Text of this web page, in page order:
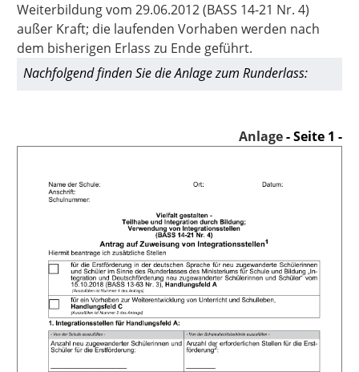
Weiterbildung vom 29.06.2012 (BASS 14-21 Nr. 4)
außer Kraft; die laufenden Vorhaben werden nach
dem bisherigen Erlass zu Ende geführt.
Nachfolgend finden Sie die Anlage zum Runderlass:
Anlage- Seite 1 -